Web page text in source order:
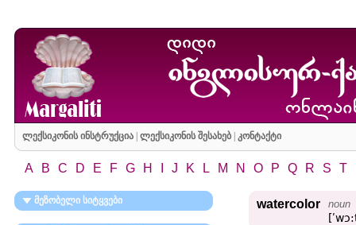
ლექსიკონის ინსტრუქცია| ლექსიკონის შესახებ| კონტაქტი
A B C D E F G H J K L M N O P Q R S T
მეზობელი სიტყვები watercolor noun